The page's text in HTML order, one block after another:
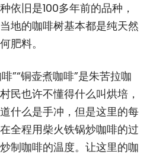
依旧是100多年前的品种，
地的咖啡树基本都是纯天然
肥料。
”“铜壶煮咖啡”是朱苦拉咖
民也许不懂得什么叫烘培，
什么是手冲，但是这里的每
全程用柴火铁锅炒咖啡的过
制咖啡的温度。让这里的咖